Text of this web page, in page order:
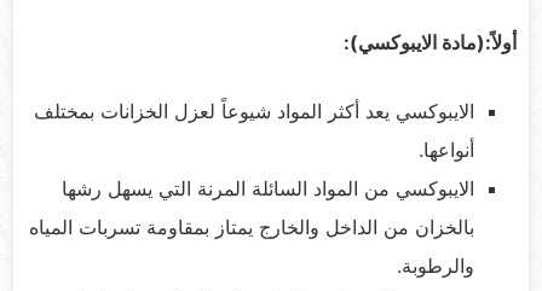
أولاً:(مادة الايبوكسي):
الايبوكسي يعد أكثر المواد شيوعاً لعزل الخزانات بمختلف
أنواعها.
الايبوكسي من المواد السائلة المرنة التي يسهل رشها
بالخزان من الداخل والخارج يمتاز بمقاومة تسربات المياه
والرطوبة.